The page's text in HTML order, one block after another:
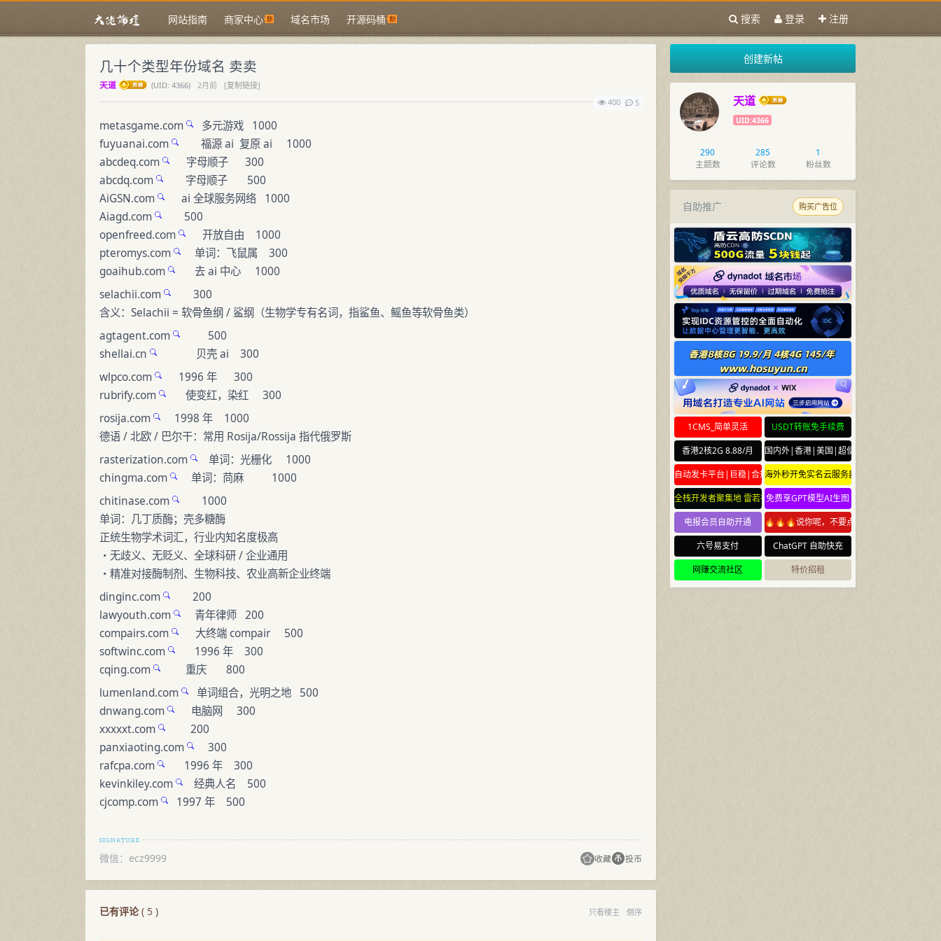
网站指南 商家中心 域名市场 开源码桶 搜索 登录 注册
几十个类型年份域名 卖卖
天道 (UID: 4366) 2月前
[复制链接]
400
5
metasgame.com
多元游戏 1000
fuyuanai.com
福源 ai 复原 ai 1000
abcdeq.com
字母顺子 300
abcdq.com
字母顺子 500
AiGSN.com
ai 全球服务网络 1000
Aiagd.com
500
openfreed.com
开放自由 1000
pteromys.com
单词：飞鼠属 300
goaihub.com
去 ai 中心 1000
selachii.com
300
含义：Selachii = 软骨鱼纲 / 鲨纲（生物学专有名词，指鲨鱼、鳐鱼等软骨鱼类）
agtagent.com
500
shellai.cn
贝壳 ai 300
wlpco.com
1996 年 300
rubrify.com
使变红，染红 300
rosija.com
1998 年 1000
德语 / 北欧 / 巴尔干：常用 Rosija/Rossija 指代俄罗斯
rasterization.com
单词：光栅化 1000
chingma.com
单词：苘麻 1000
chitinase.com
1000
单词：几丁质酶；壳多糖酶
正统生物学术词汇，行业内知名度极高
・无歧义、无贬义、全球科研 / 企业通用
・精准对接酶制剂、生物科技、农业高新企业终端
dinginc.com
200
lawyouth.com
青年律师 200
compairs.com
大终端 compair 500
softwinc.com
1996 年 300
cqing.com
重庆 800
lumenland.com
单词组合，光明之地 500
dnwang.com
电脑网 300
xxxxxt.com
200
panxiaoting.com
300
rafcpa.com
1996 年 300
kevinkiley.com
经典人名 500
cjcomp.com
1997 年 500
微信：ecz9999 收藏 投币
已有评论( 5 ) 只看楼主 倒序
创建新帖
天道
UID:4366
290
主题数
285
评论数
1
粉丝数
自助推广 购买广告位
1CMS_简单灵活
USDT转账免手续费
香港2核2G 8.88/月
国内外|香港|美国|超便宜云服务器
自动发卡平台|巨稳|合规海外秒开免实名云服务器
全栈开发者聚集地 雷若社区 leiruo.com
免费享GPT模型AI生图
电报会员自助开通
🔥🔥🔥说你呢，不要点🔥🔥🔥
六号易支付
ChatGPT 自助快充
网赚交流社区
特价招租